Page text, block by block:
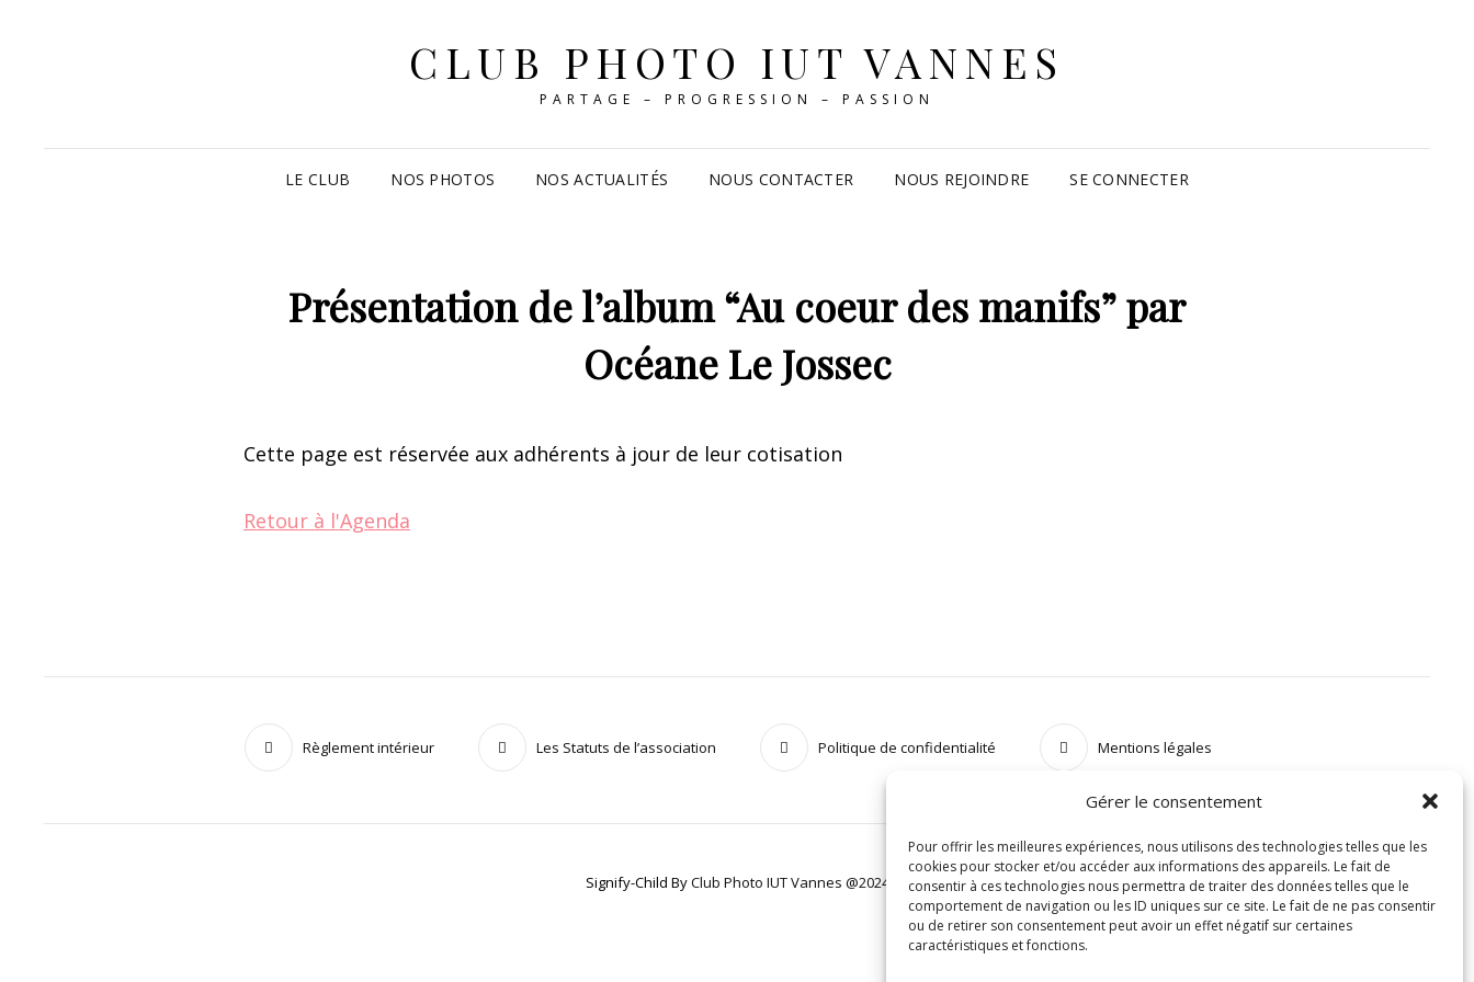
Gérer le consentement
Pour offrir les meilleures expériences, nous utilisons des technologies telles que les
cookies pour stocker et/ou accéder aux informations des appareils. Le fait de
consentir à ces technologies nous permettra de traiter des données telles que le
comportement de navigation ou les ID uniques sur ce site. Le fait de ne pas consentir
ou de retirer son consentement peut avoir un effet négatif sur certaines
caractéristiques et fonctions.
CLUB PHOTO IUT VANNES
PARTAGE – PROGRESSION – PASSION
LE CLUB NOS PHOTOS NOS ACTUALITÉS NOUS CONTACTER NOUS REJOINDRE SE CONNECTER
Présentation de l’album “Au coeur des manifs” par
Océane Le Jossec
Cette page est réservée aux adhérents à jour de leur cotisation
Retour à l'Agenda
Règlement intérieur Les Statuts de l’association Politique de confidentialité Mentions légales
Signify-Child ByClub Photo IUT Vannes @2024